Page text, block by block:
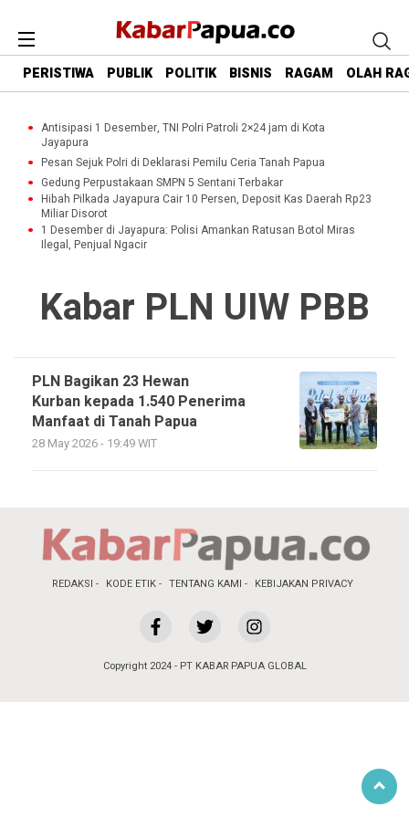
PERISTIWA PUBLIK POLITIK BISNIS RAGAM OLAH
Antisipasi 1 Desember, TNI Polri Patroli 2×24 jam di Kota
Jayapura
Pesan Sejuk Polri di Deklarasi Pemilu Ceria Tanah Papua
Gedung Perpustakaan SMPN 5 Sentani Terbakar
Hibah Pilkada Jayapura Cair 10 Persen, Deposit Kas Daerah Rp23
Miliar Disorot
1 Desember di Jayapura: Polisi Amankan Ratusan Botol Miras
Ilegal, Penjual Ngacir
Kabar PLN UIW PBB
PLN Bagikan 23 Hewan
Kurban kepada 1.540 Penerima
Manfaat di Tanah Papua
28 May 2026 - 19:49 WIT
REDAKSI KODE ETIK TENTANG KAMI KEBIJAKAN PRIVACY
Copyright 2024 - PT KABAR PAPUA GLOBAL